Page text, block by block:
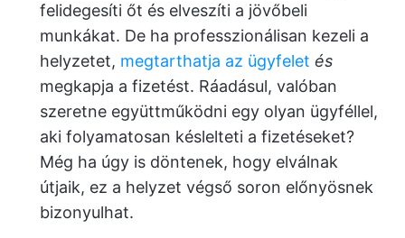
felidegesíti őt és elveszíti a jövőbeli
munkákat. De ha professzionálisan kezeli a
helyzetet, megtarthatja az ügyfelet és
megkapja a fizetést. Ráadásul, valóban
szeretne együttműködni egy olyan ügyféllel,
aki folyamatosan késlelteti a fizetéseket?
Még ha úgy is döntenek, hogy elválnak
útjaik, ez a helyzet végső soron előnyösnek
bizonyulhat.